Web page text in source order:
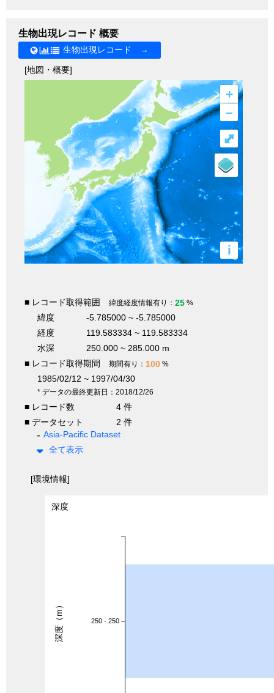
生物出現レコード 概要
生物出現レコード →
[地図・概要]
+
–
i
⤢
■ レコード取得範囲 緯度経度情報有り： 25 %
緯度
-5.785000 ~ -5.785000
経度
119.583334 ~ 119.583334
水深
250.000 ~ 285.000 m
■ レコード取得期間
期間有り： 100 %
1985/02/12 ~ 1997/04/30
* データの最終更新日：2018/12/26
■ レコード数
4 件
■ データセット
2 件
Asia-Pacific Dataset
全て表示
[環境情報]
深度
250 - 250
深度（m）